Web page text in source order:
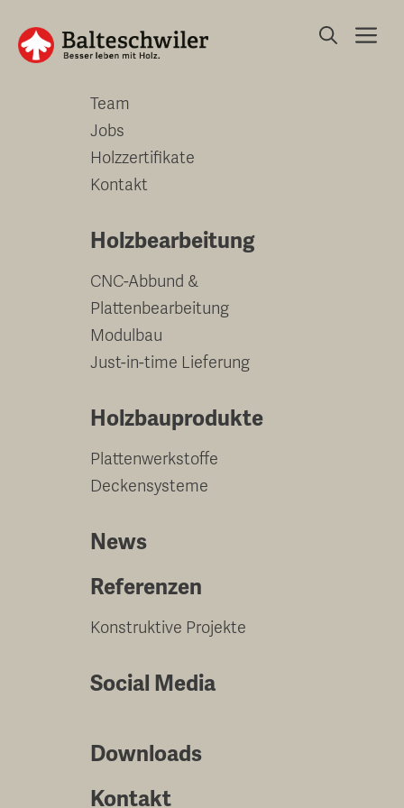
zum
Inhalt
Unternehmen
Team
Jobs
Holzzertifikate
Kontakt
Holzbearbeitung
CNC-Abbund &
Plattenbearbeitung
Modulbau
Just-in-time Lieferung
Holzbauprodukte
Plattenwerkstoffe
Deckensysteme
News
Referenzen
Konstruktive Projekte
Social Media
Downloads
Kontakt